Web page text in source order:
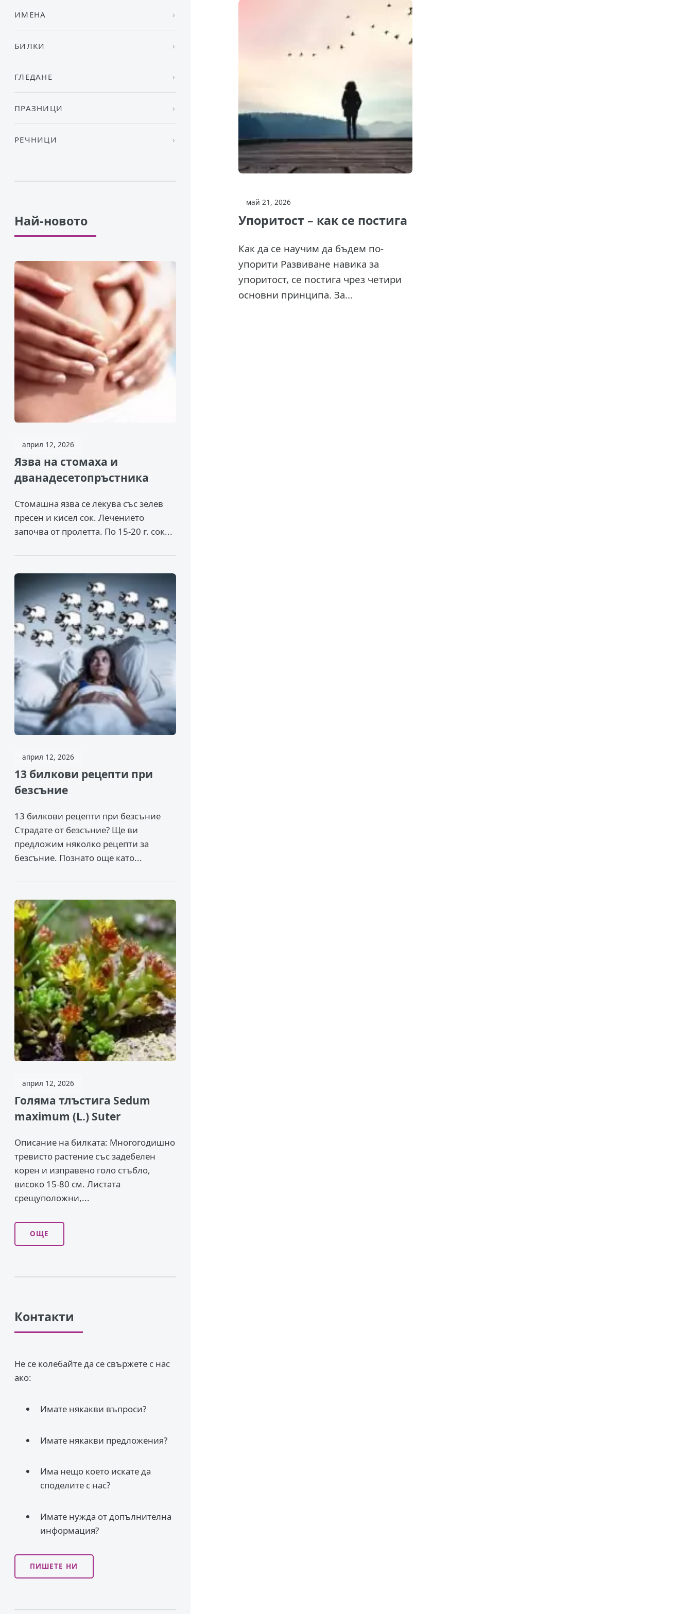
май 21, 2026
Упоритост – как се постига
Как да се научим да бъдем по-
упорити Развиване навика за
упоритост, се постига чрез четири
основни принципа. За...
ИМЕНА
БИЛКИ
ГЛЕДАНЕ
ПРАЗНИЦИ
РЕЧНИЦИ
Най-новото
април 12, 2026
Язва на стомаха и
дванадесетопръстника
Стомашна язва се лекува със зелев
пресен и кисел сок. Лечението
започва от пролетта. По 15-20 г. сок...
април 12, 2026
13 билкови рецепти при
безсъние
13 билкови рецепти при безсъние
Страдате от безсъние? Ще ви
предложим няколко рецепти за
безсъние. Познато още като...
април 12, 2026
Голяма тлъстига Sedum
maximum (L.) Suter
Описание на билката: Многогодишно
тревисто растение със задебелен
корен и изправено го­ло стъбло,
високо 15-80 см. Листата
срещуположни,...
ОЩЕ
Контакти
Не се колебайте да се свържете с нас
ако:
Имате някакви въпроси?
Имате някакви предложения?
Има нещо което искате да
споделите с нас?
Имате нужда от допълнителна
информация?
ПИШЕТЕ НИ